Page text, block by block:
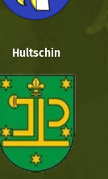
Hultschin